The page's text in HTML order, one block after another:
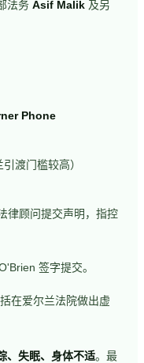
法务 Asif Malik 及另
Phone
渡门槛较高）
律顾问提交声明，指控
签字提交。
在爱尔兰法院做出虚
、失眠、身体不适。最